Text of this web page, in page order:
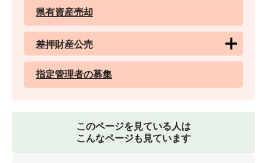
県有資産売却
差押財産公売
指定管理者の募集
このページを見ている人は
こんなページも見ています